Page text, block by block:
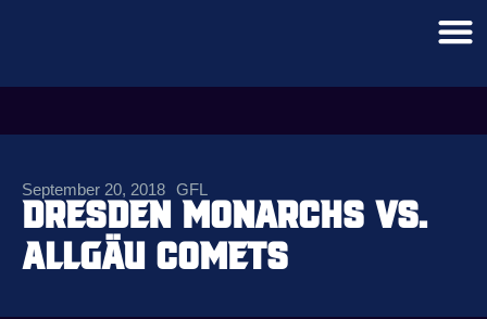
September 20, 2018 GFL
Dresden Monarchs vs.
Allgäu Comets